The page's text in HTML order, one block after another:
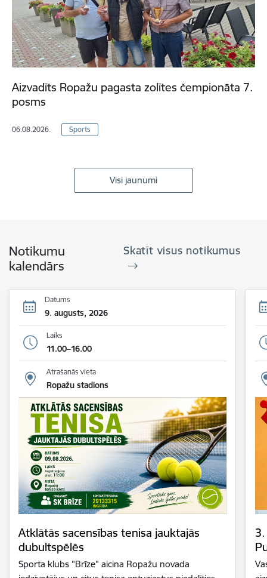
Aizvadīts Ropažu pagasta zolītes čempionāta 7.
posms
06.08.2026. Sports
Visi jaunumi
Notikumu
kalendārs
Skatīt visus notikumus
Datums
9. augusts, 2026
Laiks
11.00–16.00
Atrašanās vieta
Ropažu stadions
Atklātās sacensības tenisa jauktajās
dubultspēlēs
Sporta klubs "Brīze" aicina Ropažu novada